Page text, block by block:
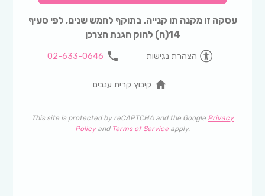
עסקה זו מקנה תו קנייה, בתוקף לחמש שנים, לפי סעיף
14(ח) לחוק הגנת הצרכן
הצהרת נגישות phone
02-633-0646
home קיבוץ קרית ענבים
This site is protected by reCAPTCHA and the Google Privacy
Policyand Terms of Service apply.